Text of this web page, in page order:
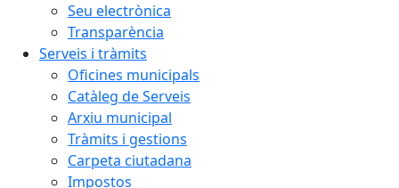
Seu electrònica
Transparència
Serveis i tràmits
Oficines municipals
Catàleg de Serveis
Arxiu municipal
Tràmits i gestions
Carpeta ciutadana
Impostos